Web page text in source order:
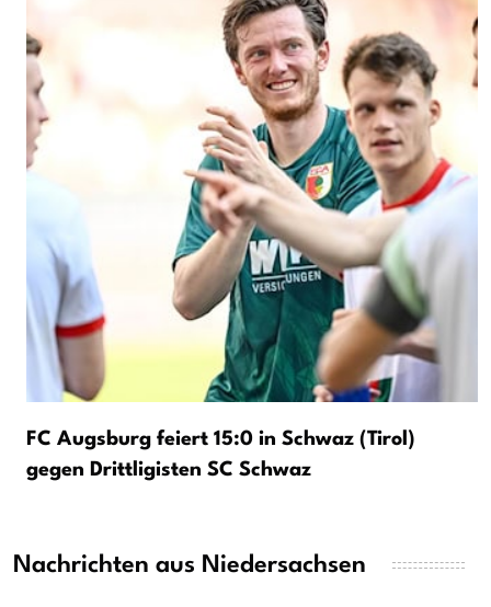
FC Augsburg feiert 15:0 in Schwaz (Tirol)
gegen Drittligisten SC Schwaz
Nachrichten aus Niedersachsen